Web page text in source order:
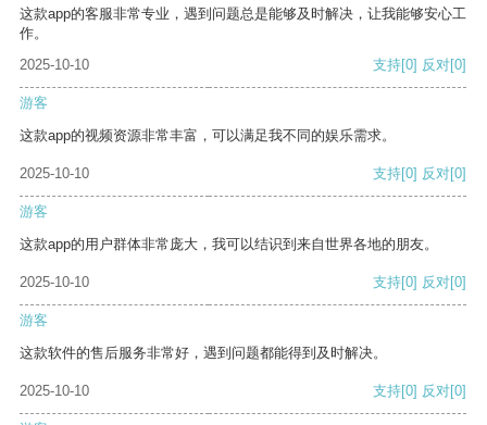
这款app的客服非常专业，遇到问题总是能够及时解决，让我能够安心工
作。
2025-10-10
支持[0] 反对[0]
游客
这款app的视频资源非常丰富，可以满足我不同的娱乐需求。
2025-10-10 支持[0] 反对[0]
游客
这款app的用户群体非常庞大，我可以结识到来自世界各地的朋友。
2025-10-10 支持[0] 反对[0]
游客
这款软件的售后服务非常好，遇到问题都能得到及时解决。
2025-10-10 支持[0] 反对[0]